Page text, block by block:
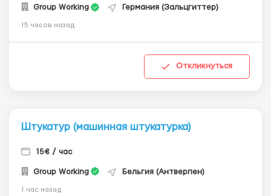
Group Working Германия (Зальцгиттер)
15 часов назад
Откликнуться
Штукатур (машинная штукатурка)
15€ / час
Group Working Бельгия (Антверпен)
1 час назад